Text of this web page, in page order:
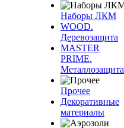
Наборы ЛКМ
WOOD.
Деревозащита
MASTER
PRIME.
Металлозащита
Прочее
Декоративные
материалы